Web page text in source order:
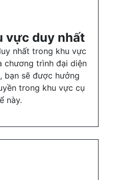
vực duy nhất
nhất trong khu vực
chương trình đại diện
bạn sẽ được hưởng
trong khu vực cụ
này.